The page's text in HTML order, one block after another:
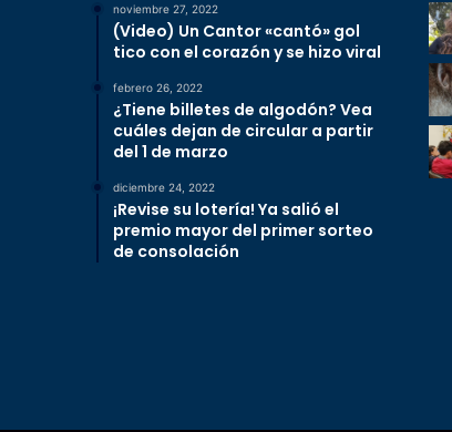
noviembre 27, 2022
(Video) Un Cantor «cantó» gol
tico con el corazón y se hizo viral
febrero 26, 2022
¿Tiene billetes de algodón? Vea
cuáles dejan de circular a partir
del 1 de marzo
diciembre 24, 2022
¡Revise su lotería! Ya salió el
premio mayor del primer sorteo
de consolación